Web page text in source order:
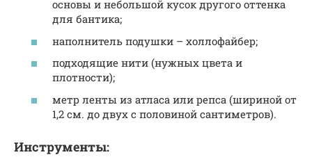
основы и небольшой кусок другого оттенка
для бантика;
наполнитель подушки – холлофайбер;
подходящие нити (нужных цвета и
плотности);
метр ленты из атласа или репса (шириной от
1,2 см. до двух с половиной сантиметров).
Инструменты: